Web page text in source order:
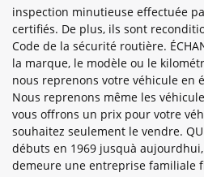
inspection minutieuse effectuée
certifiés. De plus, ils sont
Code de la sécurité routière.
la marque, le modèle ou le
nous reprenons votre véhicule en
Nous reprenons même les
vous offrons un prix pour votre
souhaitez seulement le vendre.
débuts en 1969 jusquà
demeure une entreprise familiale